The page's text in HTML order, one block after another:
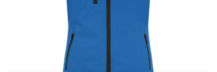
produktsiden